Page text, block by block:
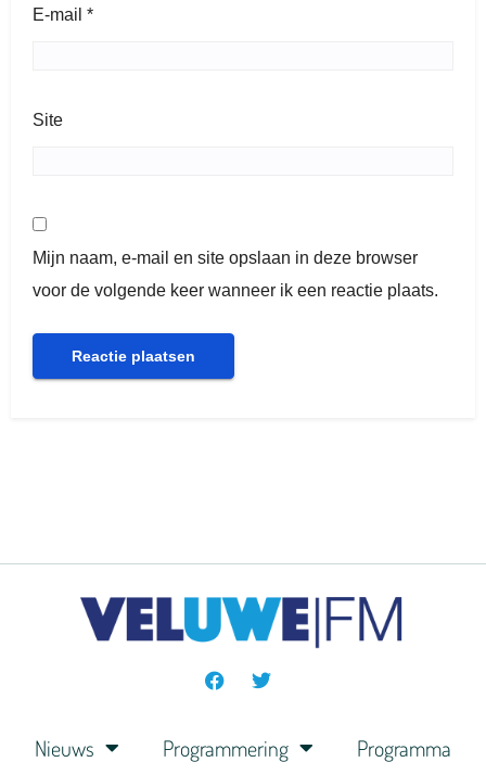
E-mail *
Site
Mijn naam, e-mail en site opslaan in deze browser
voor de volgende keer wanneer ik een reactie plaats.
Nieuws Programmering Programma